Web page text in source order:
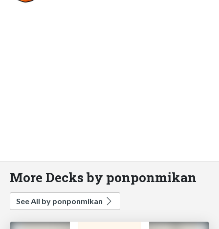
More Decks by ponponmikan
See All by ponponmikan